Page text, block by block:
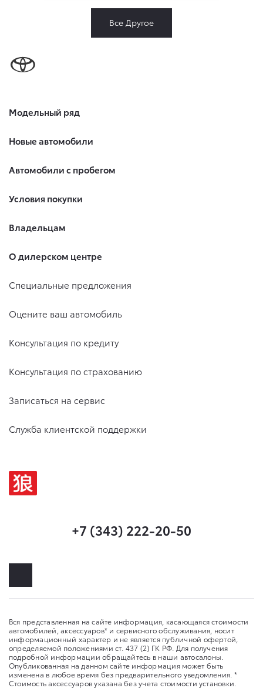
Все Другое
Модельный ряд
Новые автомобили
Автомобили с пробегом
Условия покупки
Владельцам
О дилерском центре
Специальные предложения
Оцените ваш автомобиль
Консультация по кредиту
Консультация по страхованию
Записаться на сервис
Служба клиентской поддержки
+7 (343) 222-20-50
Вся представленная на сайте информация, касающаяся стоимости
автомобилей, аксессуаров* и сервисного обслуживания, носит
информационный характер и не является публичной офертой,
определяемой положениями ст. 437 (2) ГК РФ. Для получения
подробной информации обращайтесь в наши автосалоны.
Опубликованная на данном сайте информация может быть
изменена в любое время без предварительного уведомления. *
Стоимость аксессуаров указана без учета стоимости установки.